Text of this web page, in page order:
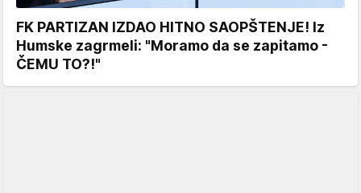
FK PARTIZAN IZDAO HITNO SAOPŠTENJE! Iz
Humske zagrmeli: "Moramo da se zapitamo -
ČEMU TO?!"